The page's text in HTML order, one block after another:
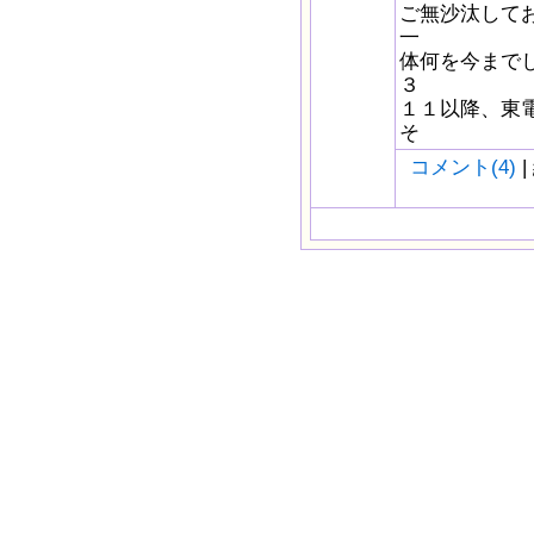
ご無沙汰して
一
体何を今まで
３
１１以降、東
そ
コメント(4) |